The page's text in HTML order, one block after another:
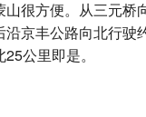
很方便。从三元桥
沿京丰公路向北行驶
公里即是。